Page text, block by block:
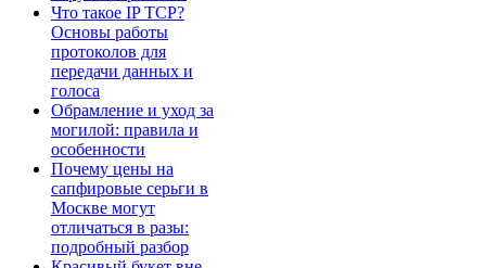
Что такое IP TCP?
Основы работы
протоколов для
передачи данных и
голоса
Обрамление и уход за
могилой: правила и
особенности
Почему цены на
сапфировые серьги в
Москве могут
отличаться в разы:
подробный разбор